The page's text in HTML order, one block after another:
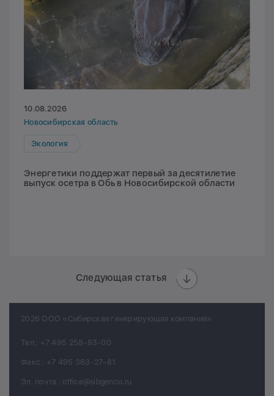
10.08.2026
Новосибирская область
Экология
Энергетики поддержат первый за десятилетие
выпуск осетра в Обь в Новосибирской области
Следующая статья
2026 ООО «Сибирская генерирующая компания»
Тел.: +7 495 258-83-00
Факс.: +7 495 363-27-81
Эл. почта.: office@sibgenco.ru